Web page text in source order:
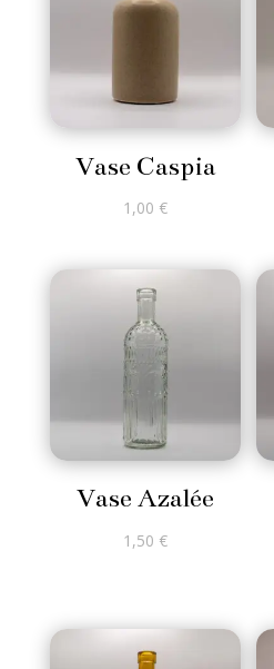
Vase Caspia
1,00 €
Vase Azalée
1,50 €